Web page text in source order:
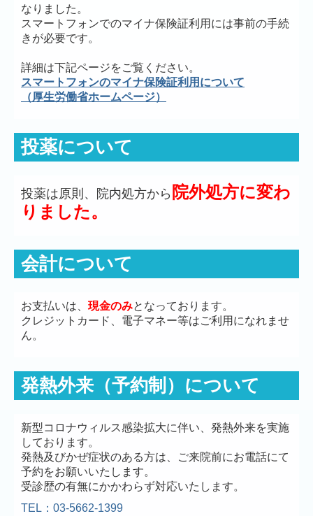
なりました。
スマートフォンでのマイナ保険証利用には事前の手続
きが必要です。
詳細は下記ページをご覧ください。
スマートフォンのマイナ保険証利用について
（厚生労働省ホームページ）
投薬について
投薬は原則、院内処方から 院外処方に変わ
りました。
会計について
お支払いは、 現金のみとなっております。
クレジットカード、電子マネー等はご利用になれませ
ん。
発熱外来（予約制）について
新型コロナウィルス感染拡大に伴い、発熱外来を実施
しております。
発熱及びかぜ症状のある方は、ご来院前にお電話にて
予約をお願いいたします。
受診歴の有無にかかわらず対応いたします。
TEL：03-5662-1399